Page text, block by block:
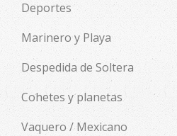
Deportes
Marinero y Playa
Despedida de Soltera
Cohetes y planetas
Vaquero / Mexicano